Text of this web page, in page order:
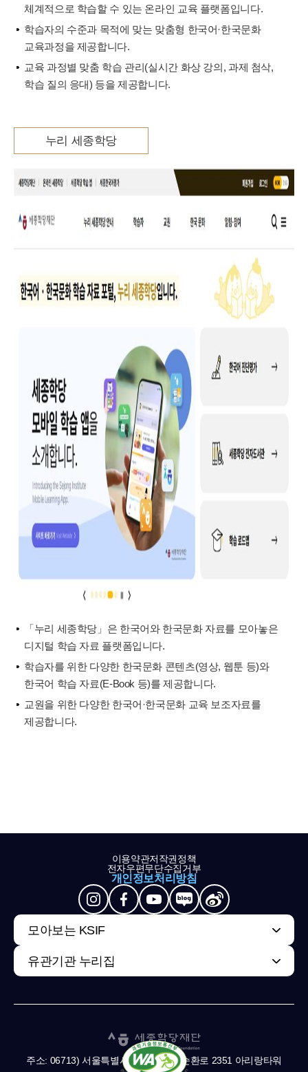
체계적으로 학습할 수 있는 온라인 교육 플랫폼입니다.
학습자의 수준과 목적에 맞는 맞춤형 한국어·한국문화
교육과정을 제공합니다.
교육 과정별 맞춤 학습 관리(실시간 화상 강의, 과제 첨삭,
학습 질의 응대) 등을 제공합니다.
누리 세종학당
「누리 세종학당」은 한국어와 한국문화 자료를 모아놓은
디지털 학습 자료 플랫폼입니다.
학습자를 위한 다양한 한국문화 콘텐츠(영상, 웹툰 등)와
한국어 학습 자료(E-Book 등)를 제공합니다.
교원을 위한 다양한 한국어·한국문화 교육 보조자료를
제공합니다.
이용약관저작권정책
전자우편무단수집거부
개인정보처리방침
모아보는 KSIF
유관기관 누리집
주소: 06713) 서울특별시 서초구 남부순환로 2351 아리랑타워